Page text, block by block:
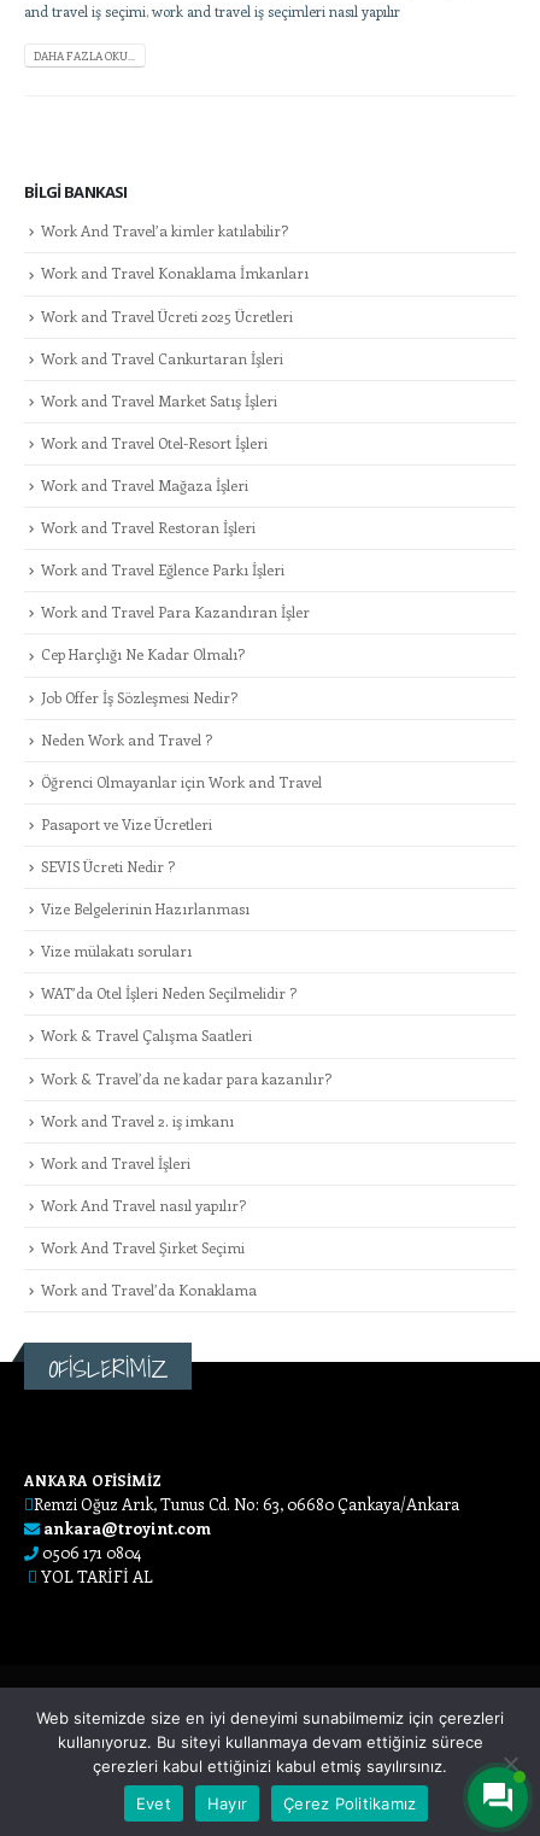
and travel iş seçimi,work and travel iş seçimleri nasıl yapılır
DAHA FAZLA OKU...
BILGI BANKASI
Work And Travel’a kimler katılabilir?
Work and Travel Konaklama İmkanları
Work and Travel Ücreti 2025 Ücretleri
Work and Travel Cankurtaran İşleri
Work and Travel Market Satış İşleri
Work and Travel Otel-Resort İşleri
Work and Travel Mağaza İşleri
Work and Travel Restoran İşleri
Work and Travel Eğlence Parkı İşleri
Work and Travel Para Kazandıran İşler
Cep Harçlığı Ne Kadar Olmalı?
Job Offer İş Sözleşmesi Nedir?
Neden Work and Travel ?
Öğrenci Olmayanlar için Work and Travel
Pasaport ve Vize Ücretleri
SEVIS Ücreti Nedir ?
Vize Belgelerinin Hazırlanması
Vize mülakatı soruları
WAT’da Otel İşleri Neden Seçilmelidir ?
Work & Travel Çalışma Saatleri
Work & Travel’da ne kadar para kazanılır?
Work and Travel 2. iş imkanı
Work and Travel İşleri
Work And Travel nasıl yapılır?
Work And Travel Şirket Seçimi
Work and Travel’da Konaklama
OFİSLERİMİZ
ANKARA OFİSİMİZ
Remzi Oğuz Arık, Tunus Cd. No: 63, 06680 Çankaya/Ankara
ankara@troyint.com
0506 171 0804
YOL TARİFİ AL
Adana Web Tasarım
Web sitemizde size en iyi deneyimi sunabilmemiz için çerezleri
kullanıyoruz. Bu siteyi kullanmaya devam ettiğiniz sürece
çerezleri kabul ettiğinizi kabul etmiş sayılırsınız.
Evet
Hayır Çerez Politikamız